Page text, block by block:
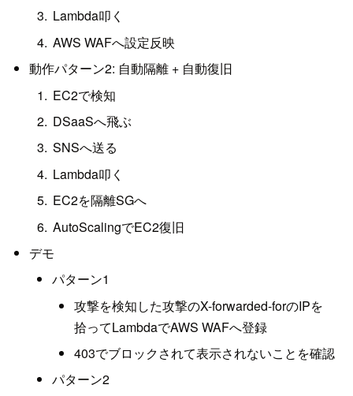
Lambda叩く
AWS WAFへ設定反映
動作パターン2: 自動隔離 + 自動復旧
EC2で検知
DSaaSへ飛ぶ
SNSへ送る
Lambda叩く
EC2を隔離SGへ
AutoScalingでEC2復旧
デモ
パターン1
攻撃を検知した攻撃のX-forwarded-forのIPを
拾ってLambdaでAWS WAFへ登録
403でブロックされて表示されないことを確認
パターン2